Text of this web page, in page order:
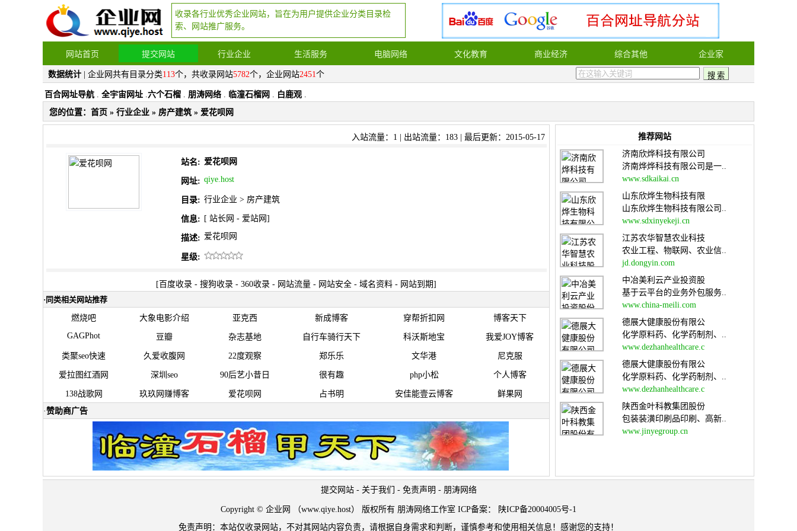
收录各行业优秀企业网站，旨在为用户提供企业分类目录检
索、网站推广服务。
网站首页 提交网站 行业企业 生活服务 电脑网络 文化教育 商业经济 综合其他 企业家
数据统计 | 企业网共有目录分类113个，共收录网站5782个，企业网站2451个
百合网址导航 . 全宇宙网址 .六个石榴 . 朋涛网络 . 临潼石榴网 . 白鹿观 .
您的位置： 首页 » 行业企业 » 房产建筑 » 爱花呗网
入站流量：1 | 出站流量：183 | 最后更新：2015-05-17
站名: 爱花呗网
网址: qiye.host
目录: 行业企业 > 房产建筑
信息: [ 站长网 - 爱站网 ]
描述: 爱花呗网
星级:
[ 百度收录 - 搜狗收录 - 360收录 - 网站流量 - 网站安全 - 域名资料 - 网站到期]
· 同类相关网站推荐
燃烧吧 大象电影介绍 亚克西 新成博客 穿帮折扣网
博客天下
GAGPhot
豆瓣 杂志基地 自行车骑行天下 科沃斯地宝 我爱JOY博客
类聚seo快速 久爱收腹网 22度观察 郑乐乐 文华港 尼克服
爱拉图红酒网 深圳seo 90后艺小昔日 很有趣 php小松 个人博客
138战歌网 玖玖网赚博客 爱花呗网 占书明 安佳能壹云博客
鲜果网
·赞助商广告
推荐网站
济南欣烨科技有限公司
济南烨烨科技有限公司是一..
www.sdkaikai.cn
山东欣烨生物科技有限
山东欣烨生物科技有限公司..
www.sdxinyekeji.cn
江苏农华智慧农业科技
农业工程、物联网、农业信..
jd.dongyin.com
中冶美利云产业投资股
基于云平台的业务外包服务..
www.china-meili.com
德展大健康股份有限公
化学原料药、化学药制剂、..
www.dezhanhealthcare.c
德展大健康股份有限公
化学原料药、化学药制剂、..
www.dezhanhealthcare.c
陕西金叶科教集团股份
包装装潢印刷品印刷、高新..
www.jinyegroup.cn
提交网站 - 关于我们 - 免责声明 - 朋涛网络
Copyright © 企业网 （www.qiye.host） 版权所有 朋涛网络工作室 ICP备案：
陕ICP备20004005号-1
免责声明：本站仅收录网站，不对其网站内容负责，请根据自身需求和判断，谨慎参考和使用相关信息！感谢您的支持！